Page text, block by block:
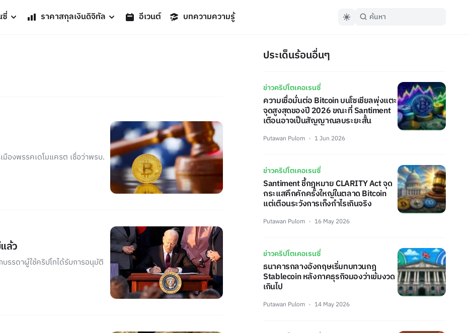
ซี่ ราคาสกุลเงินดิจิทัล อีเวนต์ บทความความรู้
องพรรคเดโมแครต เชื่อว่าพรบ.
ล้ว
รรดาผู้ใช้คริปโทได้รับการอนุมัติ
ประเด็นร้อนอื่นๆ
ข่าวคริปโตเคอเรนซี่
ความเชื่อมั่นต่อ Bitcoin บนโซเชียลพุ่งแตะ
จุดสูงสุดของปี 2026 ขณะที่ Santiment
เตือนอาจเป็นสัญญาณลบระยะสั้น
Putawan Pulom 1 Jun 2026
ข่าวคริปโตเคอเรนซี่
Santiment ชี้กฎหมาย CLARITY Act จุด
กระแสคึกคักครั้งใหญ่ในตลาด Bitcoin
แต่เตือนระวังการเก็งกำไรเกินจริง
Putawan Pulom 16 May 2026
ข่าวคริปโตเคอเรนซี่
ธนาคารกลางอังกฤษเริ่มทบทวนกฎ
Stablecoin หลังภาคธุรกิจมองว่าเข้มงวด
เกินไป
Putawan Pulom 14 May 2026